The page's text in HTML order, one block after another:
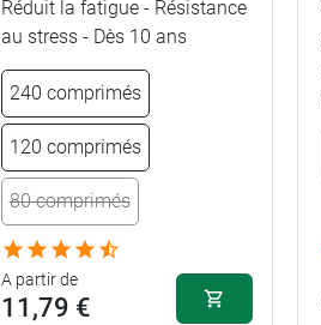
Réduit la fatigue - Résistance
au stress - Dès 10 ans
240 comprimés
120 comprimés
80 comprimés
A partir de
11,79 €